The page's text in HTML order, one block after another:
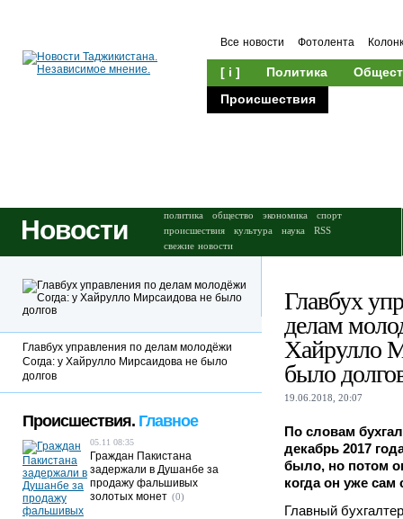
Все новости Фотолента
[ i ] Политика
Происшествия
Новости политика общество экономика
спорт
происшествия
культура наука
RSS
свежие новости
Главбух
делам
Хайрулло
было
19.06.2018, 20:07
По словам
декабрь 2017
было, но потом
когда он уже
Главный
Главбух управления по делам молодёжи
Согда: у Хайрулло Мирсаидова не было
долгов
Происшествия. Главное
05.11 08:35
Граждан Пакистана
задержали в Душанбе за
продажу фальшивых
золотых монет (0)